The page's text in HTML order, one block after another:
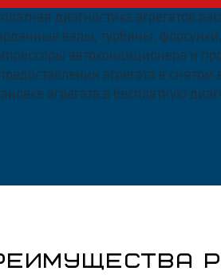
диагностика агрегатов
валы, турбины,
автокондиционера и
агрегата в
агрегата в бесплатную